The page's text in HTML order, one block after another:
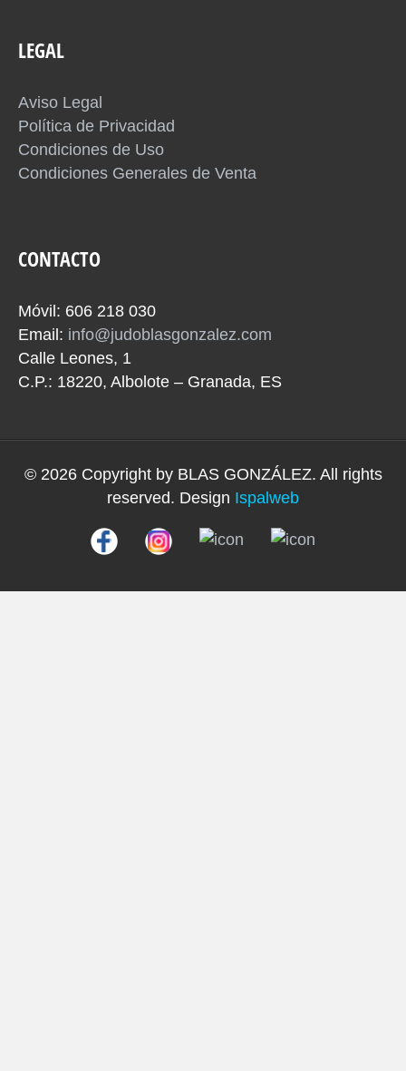
LEGAL
Aviso Legal
Política de Privacidad
Condiciones de Uso
Condiciones Generales de Venta
CONTACTO
Móvil: 606 218 030
Email: info@judoblasgonzalez.com
Calle Leones, 1
C.P.: 18220, Albolote – Granada, ES
© 2026 Copyright by BLAS GONZÁLEZ. All rights
reserved. Design Ispalweb